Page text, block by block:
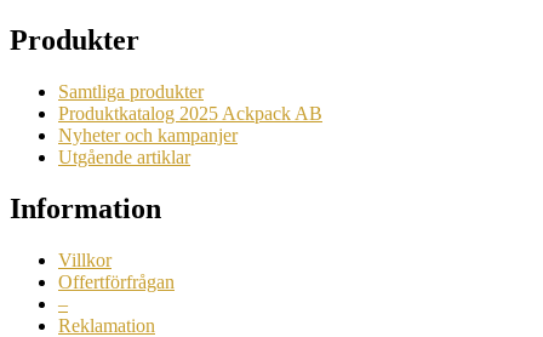
Produkter
Samtliga produkter
Produktkatalog 2025 Ackpack AB
Nyheter och kampanjer
Utgående artiklar
Information
Villkor
Offertförfrågan
–
Reklamation